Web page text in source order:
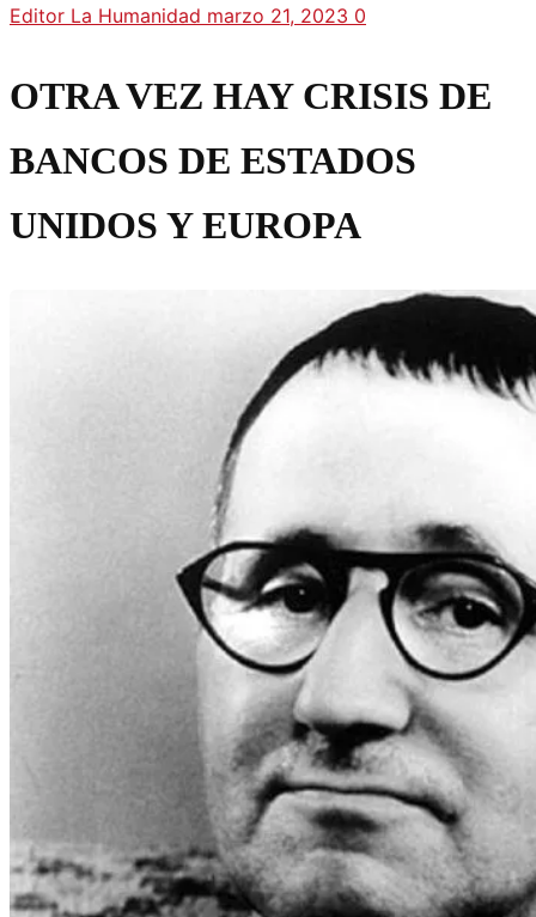
Editor La Humanidad marzo 21, 2023 0
OTRA VEZ HAY CRISIS DE
BANCOS DE ESTADOS
UNIDOS Y EUROPA